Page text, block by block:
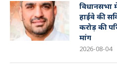
विधानसभा
हाईवे की
करोड़ की
मांग
2026-08-04